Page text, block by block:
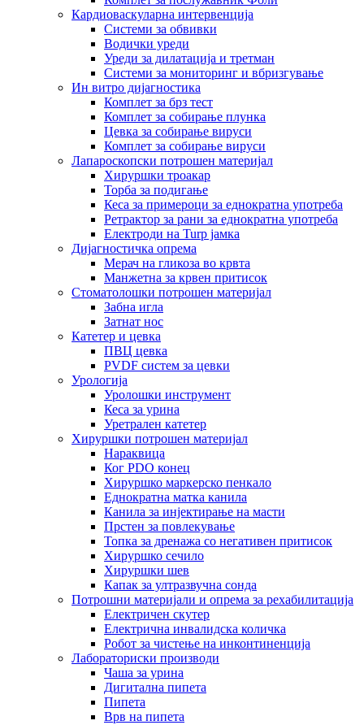
Кардиоваскуларна интервенција
Системи за обвивки
Водички уреди
Уреди за дилатација и третман
Системи за мониторинг и вбризгување
Ин витро дијагностика
Комплет за брз тест
Комплет за собирање плунка
Цевка за собирање вируси
Комплет за собирање вируси
Лапароскопски потрошен материјал
Хируршки троакар
Торба за подигање
Кеса за примероци за еднократна употреба
Ретрактор за рани за еднократна употреба
Електроди на Turp јамка
Дијагностичка опрема
Мерач на гликоза во крвта
Манжетна за крвен притисок
Стоматолошки потрошен материјал
Забна игла
Затнат нос
Катетер и цевка
ПВЦ цевка
PVDF систем за цевки
Урологија
Уролошки инструмент
Кеса за урина
Уретрален катетер
Хируршки потрошен материјал
Нараквица
Ког PDO конец
Хируршко маркерско пенкало
Еднократна матка канила
Канила за инјектирање на масти
Прстен за повлекување
Топка за дренажа со негативен притисок
Хируршко сечило
Хируршки шев
Капак за ултразвучна сонда
Потрошни материјали и опрема за рехабилитација
Електричен скутер
Електрична инвалидска количка
Робот за чистење на инконтиненција
Лабораториски производи
Чаша за урина
Дигитална пипета
Пипета
Врв на пипета